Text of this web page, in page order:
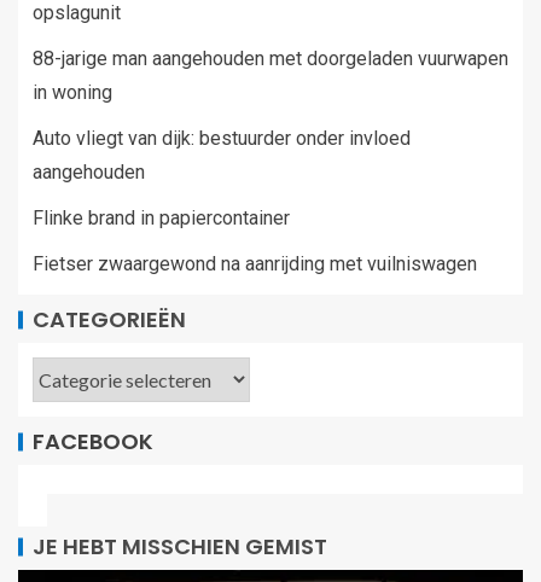
opslagunit
88-jarige man aangehouden met doorgeladen vuurwapen
in woning
Auto vliegt van dijk: bestuurder onder invloed
aangehouden
Flinke brand in papiercontainer
Fietser zwaargewond na aanrijding met vuilniswagen
CATEGORIEËN
FACEBOOK
JE HEBT MISSCHIEN GEMIST